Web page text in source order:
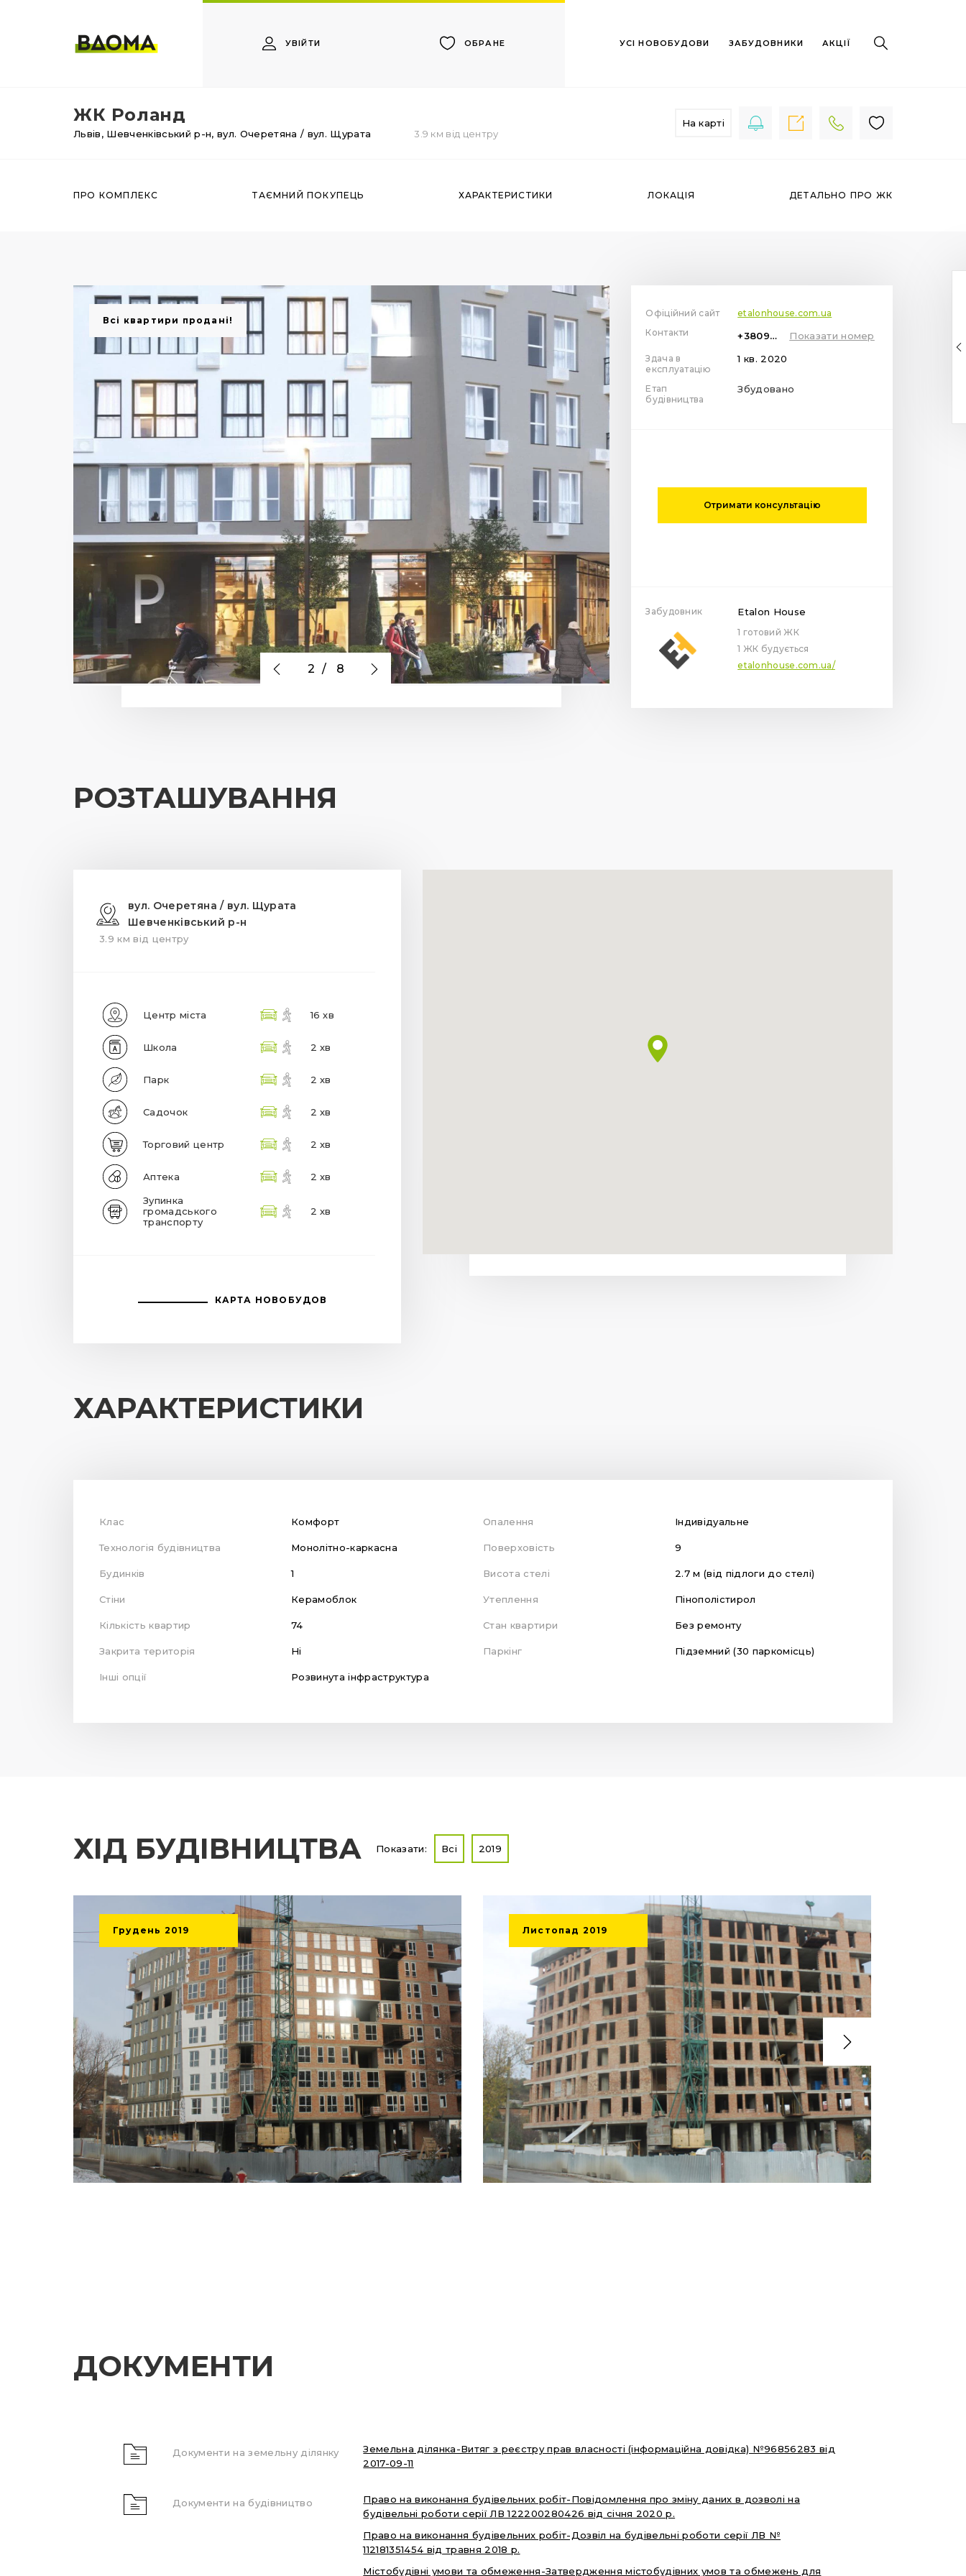
УВІЙТИ ОБРАНЕ УСІ НОВОБУДОВИ ЗАБУДОВНИКИ АКЦІЇ
ЖК Роланд
Львів, Шевченківський р-н, вул. Очеретяна / вул. Щурата 3.9 км від центру
На карті
ПРО КОМПЛЕКС ТАЄМНИЙ ПОКУПЕЦЬ ХАРАКТЕРИСТИКИ ЛОКАЦІЯ ДЕТАЛЬНО ПРО ЖК
2 / 8
Всі квартири продані!
Офіційний сайт
etalonhouse.com.ua
Контакти
+380981115011 Показати номер
Здача в
експлуатацію
1 кв. 2020
Етап
будівництва
Збудовано
Отримати консультацію
Забудовник Etalon House
1 готовий ЖК
1 ЖК будується
etalonhouse.com.ua/
РОЗТАШУВАННЯ
вул. Очеретяна / вул. Щурата
Шевченківський р-н
3.9 км від центру
Центр міста 16 хв
Школа 2 хв
Парк 2 хв
Садочок 2 хв
Торговий центр 2 хв
Аптека 2 хв
Зупинка
громадського
транспорту
2 хв
КАРТА НОВОБУДОВ
ХАРАКТЕРИСТИКИ
Клас Комфорт Опалення Індивідуальне
Технологія будівництва Монолітно-каркасна Поверховість 9
Будинків 1 Висота стелі 2.7 м (від підлоги до стелі)
Стіни Керамоблок Утеплення Пінополістирол
Кількість квартир 74 Стан квартири Без ремонту
Закрита територія Ні Паркінг Підземний (30 паркомісць)
Інші опції Розвинута інфраструктура
ХІД БУДІВНИЦТВА Показати: Всі 2019
Грудень 2019 Листопад 2019
ДОКУМЕНТИ
Документи на земельну ділянку
Земельна ділянка-Витяг з реєстру прав власності (інформаційна довідка) №96856283 від
2017-09-11
Документи на будівництво
Право на виконання будівельних робіт-Повідомлення про зміну даних в дозволі на
будівельні роботи серії ЛВ 122200280426 від січня 2020 р.
Право на виконання будівельних робіт-Дозвіл на будівельні роботи серії ЛВ №
112181351454 від травня 2018 р.
Містобудівні умови та обмеження-Затвердження містобудівних умов та обмежень для